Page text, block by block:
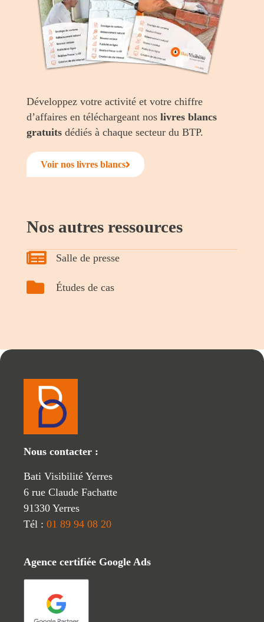
Développez votre activité et votre chiffre
d’affaires en téléchargeant nos livres blancs
gratuitsdédiés à chaque secteur du BTP.
Voir nos livres blancs
Nos autres ressources
Salle de presse
Études de cas
Nous contacter :
Bati Visibilité Yerres
6 rue Claude Fachatte
91330 Yerres
Tél :01 89 94 08 20
Agence certifiée Google Ads